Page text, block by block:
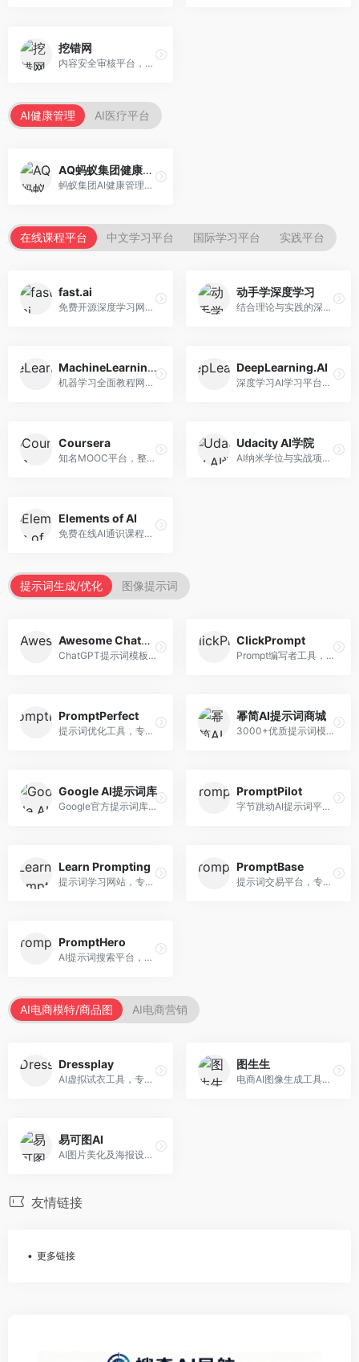
挖错网
内容安全审核平台，专注于违规内容检测。面向企业和平台，提供内容审核、敏感词检测、风险预警等服务，安全审核专业。
AI健康管理 AI医疗平台
AQ蚂蚁集团健康管家
蚂蚁集团AI健康管理服务，专注于个人健康监测。面向个人用户，提供健康评估、慢病管理、健康建议等服务，健康管理便捷。
在线课程平台 中文学习平台 国际学习平台 实践平台
fast.ai
免费开源深度学习网站，专注于实用AI教学。面向开发者，提供免费深度学习课程、实战项目、代码库等资源，学习门槛低。
动手学深度学习
结合理论与实践的深度学习教材，专注于代码驱动学习。面向学生和开发者，提供深度学习理论、代码实现、练习题等资源，学习体验好。
MachineLearningMastery
机器学习全面教程网站，专注于实用技能教学。面向开发者，提供机器学习算法、Python实现、项目实战等教程，实用性强。
DeepLearning.AI
深度学习AI学习平台，由吴恩达创立。面向AI学习者，提供深度学习专项课程、AI新闻、技术社区等资源，课程质量权威。
Coursera
知名MOOC平台，整合全球顶尖大学课程资源。面向学习者，提供AI、机器学习、深度学习等课程，证书认可度高，课程质量专业。
Udacity AI学院
AI纳米学位与实战项目平台，专注于职业导向学习。面向AI从业者，提供机器学习、深度学习、计算机视觉等纳米学位，项目实战性强。
Elements of AI
免费在线AI通识课程，专注于AI基础知识普及。面向普通大众，提供AI概念、原理、应用等入门知识，语言通俗易懂。
提示词生成/优化 图像提示词
Awesome ChatGPT Prompts
ChatGPT提示词模板库，专注于实用提示词收集。面向ChatGPT用户，提供提示词模板、使用场景、效果展示等资源，模板实用性强。
ClickPrompt
Prompt编写者工具，专注于提示词创作辅助。面向提示词创作者，提供提示词编辑、测试、分享等服务，创作工具完善。
PromptPerfect
提示词优化工具，专注于提示词质量提升。面向AI用户，提供提示词优化、效果测试、版本对比等服务，提示词优化专业。
幂简AI提示词商城
3000+优质提示词模板平台，专注于中文提示词。面向中文AI用户，提供提示词模板、分类检索、一键使用等服务，中文提示词丰富。
Google AI提示词库
Google官方提示词库，专注于Gemini模型优化。面向开发者，提供官方提示词指南、最佳实践、示例代码等资源，权威性强。
PromptPilot
字节跳动AI提示词平台，专注于提示词优化与管理。面向AI用户，提供提示词优化、效果测试、团队协作等服务，企业级功能完善。
Learn Prompting
提示词学习网站，专注于提示词工程教育。面向AI学习者，提供提示词教程、最佳实践、案例研究等资源，教学内容系统。
PromptBase
提示词交易平台，专注于高质量提示词买卖。面向AI创作者，提供提示词交易、模板购买、创作者收益等服务，提示词质量高。
PromptHero
AI提示词搜索平台，整合多种AI工具提示词资源。面向AI创作者，提供提示词搜索、模板库、社区分享等服务，提示词资源丰富。
AI电商模特/商品图 AI电商营销
Dressplay
AI虚拟试衣工具，专注于服装电商体验。面向服装电商，提供虚拟试穿、尺码推荐、穿搭建议等服务，试衣体验真实。
图生生
电商AI图像生成工具，专注于商品图创作。面向电商卖家，提供商品图生成、背景替换、批量处理等服务，商品图质量高。
易可图AI
AI图片美化及海报设计平台，专注于电商视觉设计。面向电商卖家，提供图片美化、海报设计、营销素材等服务，设计效率高。
友情链接
更多链接